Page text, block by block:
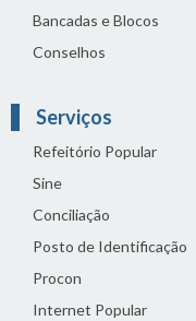
Bancadas e Blocos
Conselhos
Serviços
Refeitório Popular
Sine
Conciliação
Posto de Identificação
Procon
Internet Popular